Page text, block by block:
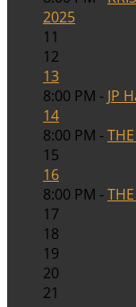
2025
11
12
13
8:00 PM - JP
14
8:00 PM -
15
16
8:00 PM -
17
18
19
20
21